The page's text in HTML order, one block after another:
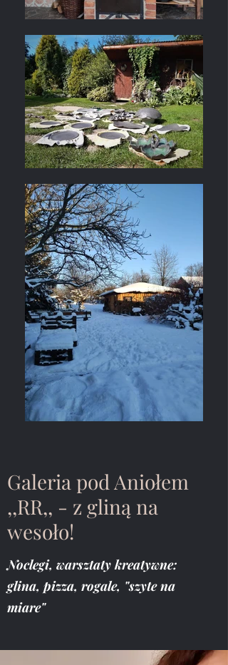
Galeria pod Aniołem
,,RR,, - z gliną na
wesoło!
Noclegi, warsztaty kreatywne:
glina, pizza, rogale, "szyte na
miare"